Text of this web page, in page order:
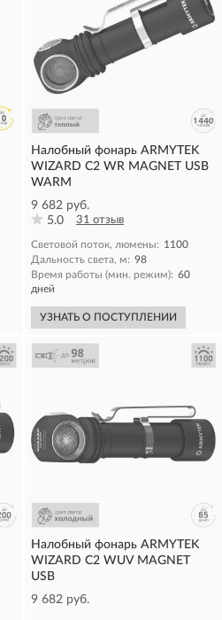
Налобный фонарь ARMYTEK
WIZARD C2 WR MAGNET USB
WARM
9 682 руб.
5.0
31 отзыв
Световой поток, люмены: 1100
Дальность света, м: 98
Время работы (мин. режим): 60
дней
УЗНАТЬ О ПОСТУПЛЕНИИ
Налобный фонарь ARMYTEK
WIZARD C2 WUV MAGNET
USB
9 682 руб.